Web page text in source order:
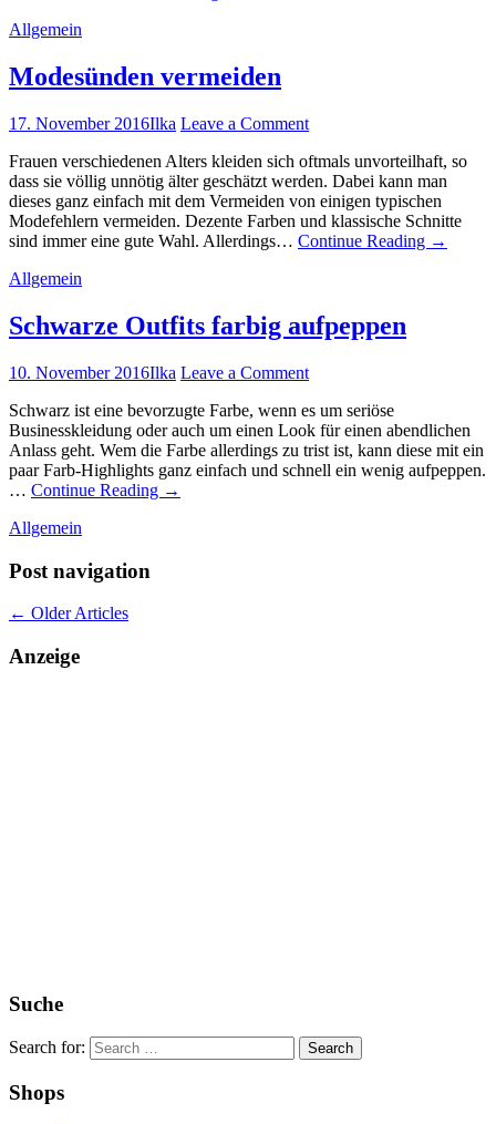
Allgemein
Modesünden vermeiden
17. November 2016Ilka Leave a Comment
Frauen verschiedenen Alters kleiden sich oftmals unvorteilhaft, so
dass sie völlig unnötig älter geschätzt werden. Dabei kann man
dieses ganz einfach mit dem Vermeiden von einigen typischen
Modefehlern vermeiden. Dezente Farben und klassische Schnitte
sind immer eine gute Wahl. Allerdings… Continue Reading →
Allgemein
Schwarze Outfits farbig aufpeppen
10. November 2016Ilka Leave a Comment
Schwarz ist eine bevorzugte Farbe, wenn es um seriöse
Businesskleidung oder auch um einen Look für einen abendlichen
Anlass geht. Wem die Farbe allerdings zu trist ist, kann diese mit ein
paar Farb-Highlights ganz einfach und schnell ein wenig aufpeppen.
… Continue Reading →
Allgemein
Post navigation
← Older Articles
Anzeige
Suche
Search for:
Shops